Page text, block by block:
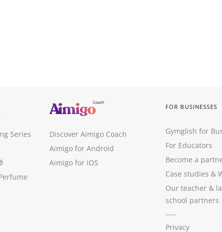
Series
Discover Aimigo Coach
Aimigo for Android
Aimigo for iOS
FOR BUSINESSES
Gymglish for
For Educators
Become a
Case studies &
Our teacher &
school partners
----
Privacy